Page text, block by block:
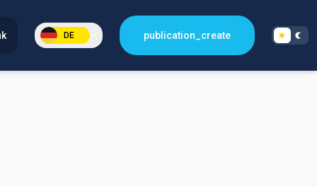
DE publication_create